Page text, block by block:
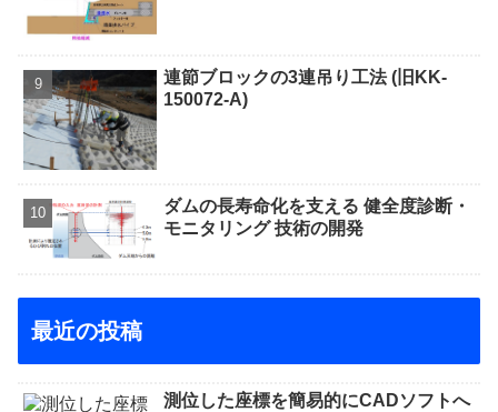
連節ブロックの3連吊り工法 (旧KK-
150072-A)
ダムの長寿命化を支える 健全度診断・
モニタリング 技術の開発
最近の投稿
測位した座標を簡易的にCADソフトへ